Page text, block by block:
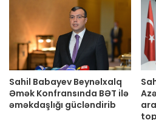
Sahil Babayev Beynəlxalq
Əmək Konfransında BƏT ilə
əməkdaşlığı gücləndirib